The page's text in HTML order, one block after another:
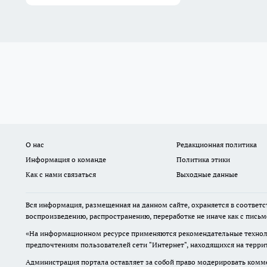
О нас Редакционная политика
Информация о команде
Политика этики
Как с нами связаться
Выходные данные
Вся информация, размещенная на данном сайте, охраняется в
воспроизведению, распространению, переработке не иначе как с
«На информационном ресурсе применяются рекомендательные
предпочтениям пользователей сети "Интернет", находящихся на
Администрация портала оставляет за собой право модерировать